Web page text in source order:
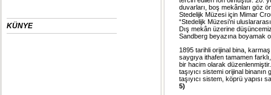
KÜNYE
duvarları, boş mekânları göz
Stedelijk Müzesi için Mimar
“Stedelijk Müzesi’ni
Dış mekân üzerine
Sandberg beyazına boyamak
1895 tarihli orijinal bina,
saygıya ithafen tamamen
bir hacim olarak
taşıyıcı sistemi orijinal
taşıyıcı sistem, köprü yapısı
5)